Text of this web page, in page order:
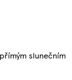
slunečním